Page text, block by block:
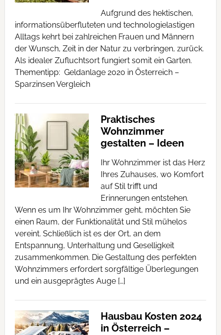
Aufgrund des hektischen,
informationsüberfluteten und technologielastigen
Alltags kehrt bei zahlreichen Frauen und Männern
der Wunsch, Zeit in der Natur zu verbringen, zurück.
Als idealer Zufluchtsort fungiert somit ein Garten.
Thementipp: Geldanlage 2020 in Österreich –
Sparzinsen Vergleich
Praktisches
Wohnzimmer
gestalten – Ideen
Ihr Wohnzimmer ist das Herz
Ihres Zuhauses, wo Komfort
auf Stil trifft und
Erinnerungen entstehen.
Wenn es um Ihr Wohnzimmer geht, möchten Sie
einen Raum, der Funktionalität und Stil mühelos
vereint. Schließlich ist es der Ort, an dem
Entspannung, Unterhaltung und Geselligkeit
zusammenkommen. Die Gestaltung des perfekten
Wohnzimmers erfordert sorgfältige Überlegungen
und ein ausgeprägtes Auge […]
Hausbau Kosten 2024
in Österreich –